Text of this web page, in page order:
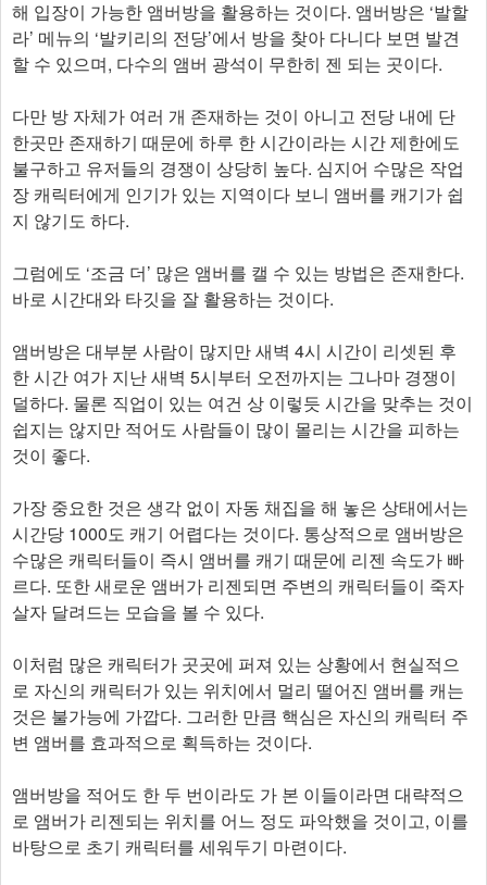
해 입장이 가능한 앰버방을 활용하는 것이다. 앰버방은 ‘발할
라’ 메뉴의 ‘발키리의 전당’에서 방을 찾아 다니다 보면 발견
할 수 있으며, 다수의 앰버 광석이 무한히 젠 되는 곳이다.
다만 방 자체가 여러 개 존재하는 것이 아니고 전당 내에 단
한곳만 존재하기 때문에 하루 한 시간이라는 시간 제한에도
불구하고 유저들의 경쟁이 상당히 높다. 심지어 수많은 작업
장 캐릭터에게 인기가 있는 지역이다 보니 앰버를 캐기가 쉽
지 않기도 하다.
그럼에도 ‘조금 더’ 많은 앰버를 캘 수 있는 방법은 존재한다.
바로 시간대와 타깃을 잘 활용하는 것이다.
앰버방은 대부분 사람이 많지만 새벽 4시 시간이 리셋된 후
한 시간 여가 지난 새벽 5시부터 오전까지는 그나마 경쟁이
덜하다. 물론 직업이 있는 여건 상 이렇듯 시간을 맞추는 것이
쉽지는 않지만 적어도 사람들이 많이 몰리는 시간을 피하는
것이 좋다.
가장 중요한 것은 생각 없이 자동 채집을 해 놓은 상태에서는
시간당 1000도 캐기 어렵다는 것이다. 통상적으로 앰버방은
수많은 캐릭터들이 즉시 앰버를 캐기 때문에 리젠 속도가 빠
르다. 또한 새로운 앰버가 리젠되면 주변의 캐릭터들이 죽자
살자 달려드는 모습을 볼 수 있다.
이처럼 많은 캐릭터가 곳곳에 퍼져 있는 상황에서 현실적으
로 자신의 캐릭터가 있는 위치에서 멀리 떨어진 앰버를 캐는
것은 불가능에 가깝다. 그러한 만큼 핵심은 자신의 캐릭터 주
변 앰버를 효과적으로 획득하는 것이다.
앰버방을 적어도 한 두 번이라도 가 본 이들이라면 대략적으
로 앰버가 리젠되는 위치를 어느 정도 파악했을 것이고, 이를
바탕으로 초기 캐릭터를 세워두기 마련이다.